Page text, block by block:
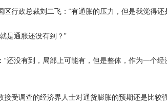
政总裁刘二飞：“有通胀的压力，但是我觉得还
通胀还没有到？”
没有到，局部上可能有，但是整体，作为一个经
调查的经济界人士对通货膨胀的预期还是比较强